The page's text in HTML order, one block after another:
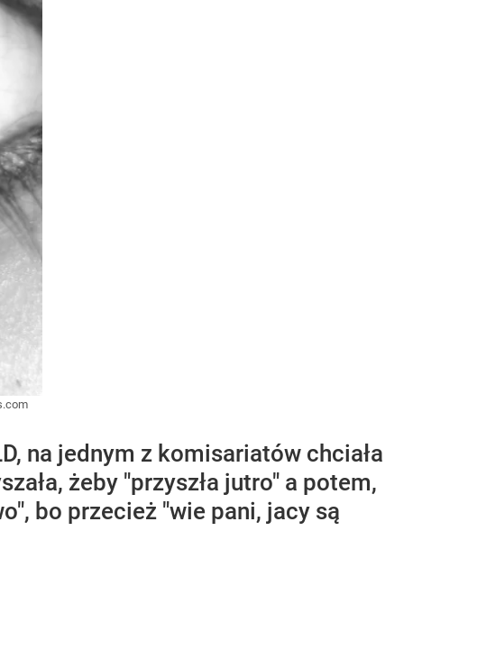
na jednym z komisariatów chciała
żeby "przyszła jutro" a potem,
bo przecież "wie pani, jacy są